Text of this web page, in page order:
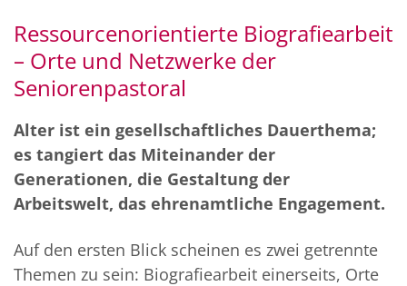
Ressourcenorientierte Biografiearbeit
– Orte und Netzwerke der
Seniorenpastoral
Alter ist ein gesellschaftliches Dauerthema;
es tangiert das Miteinander der
Generationen, die Gestaltung der
Arbeitswelt, das ehrenamtliche Engagement.
Auf den ersten Blick scheinen es zwei getrennte
Themen zu sein: Biografiearbeit einerseits, Orte